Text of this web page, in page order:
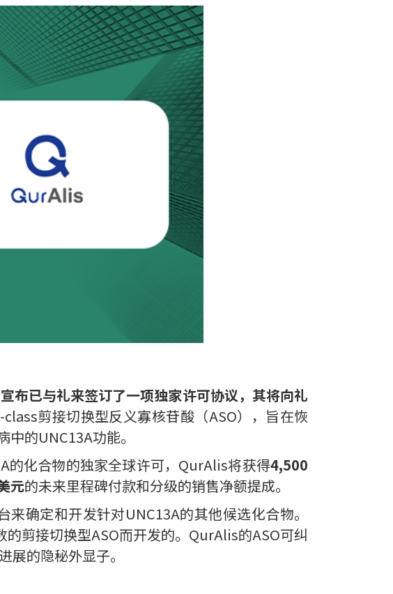
布已与礼来签订了一项独家许可协议，其将向礼
剪接切换型反义寡核苷酸（ASO），旨在恢
的UNC13A功能。
的化合物的独家全球许可，QurAlis将获得4,500
元的未来里程碑付款和分级的销售净额提成。
确定和开发针对UNC13A的其他候选化合物。
剪接切换型ASO而开发的。QurAlis的ASO可纠
的隐秘外显子。